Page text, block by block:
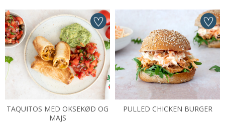
TAQUITOS MED OKSEKØD OG
MAJS
PULLED CHICKEN BURGER